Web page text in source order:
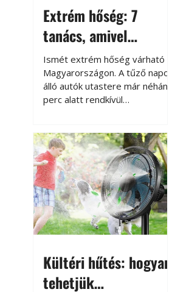
Extrém hőség: 7
tanács, amivel
megóvhatjuk
autónkat a nyári
károktól
Ismét extrém hőség várható
Magyarországon. A tűző napon
álló autók utastere már néhány
perc alatt rendkívül
megközelítheti. Ez nemcsak a
beszállást teszi kellemetlenné,
hanem az autó állapotára és a
benne hagyott tárgyakra is
káros hatással lehet. Néhány
egyszerű óvintézkedéssel
azonban jelentősen
csökkenthetjük a hőség káros
Kültéri hűtés: hogyan
tehetjük